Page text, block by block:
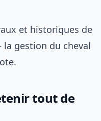
et historiques de
gestion du cheval
tout de